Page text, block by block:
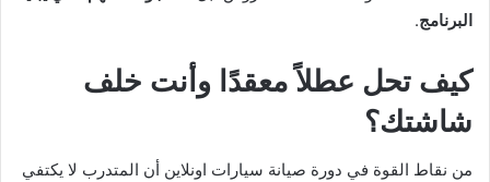
البرنامج.
كيف تحل عطلاً معقدًا وأنت خلف
شاشتك؟
من نقاط القوة في دورة صيانة سيارات اونلاين أن المتدرب لا يكتفي